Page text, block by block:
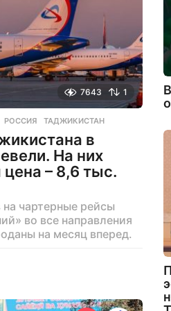
7643 1
,РОССИЯ ,ТАДЖИКИСТАН
в
На них
– 8,6 тыс.
чартерные рейсы
во все направления
на месяц вперед.